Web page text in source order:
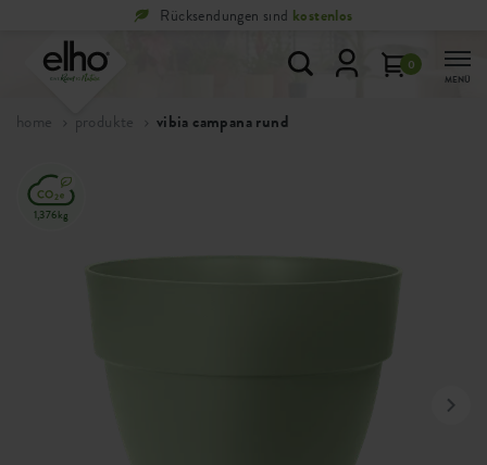
Rücksendungen sind kostenlos
0
MENÜ
home produkte vibia campana rund
1,376kg